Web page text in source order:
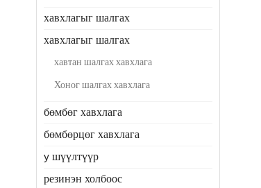
хавхлагыг шалгах
хавхлагыг шалгах
хавтан шалгах хавхлага
Хоног шалгах хавхлага
бөмбөг хавхлага
бөмбөрцөг хавхлага
y шүүлтүүр
резинэн холбоос